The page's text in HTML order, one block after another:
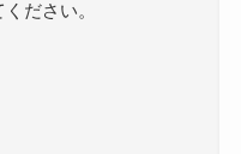
ださい。